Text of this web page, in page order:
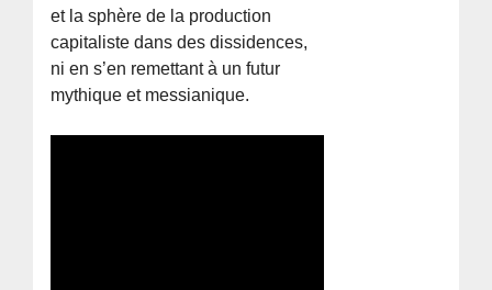
et la sphère de la production
capitaliste dans des dissidences,
ni en s’en remettant à un futur
mythique et messianique.